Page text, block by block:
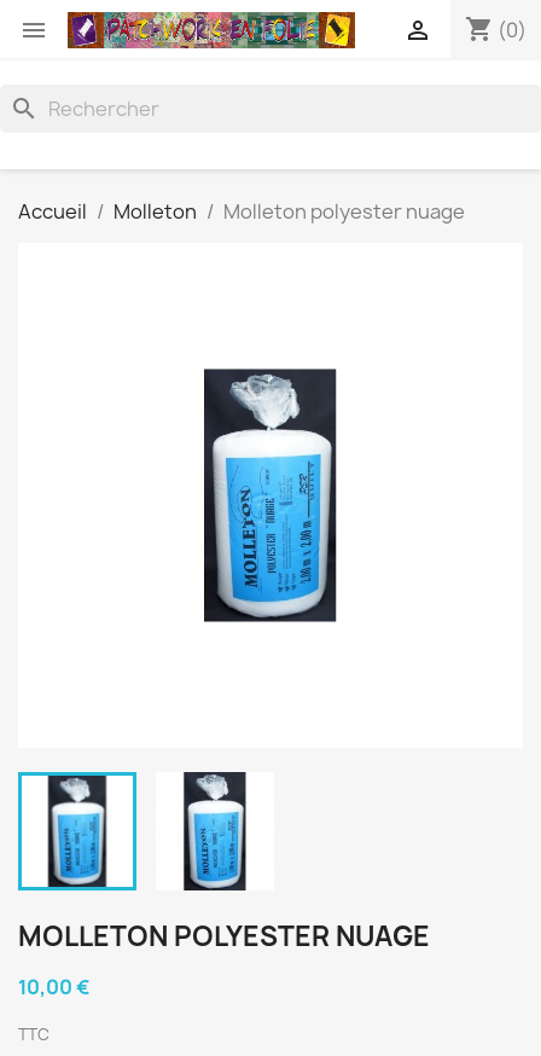
 shopping_cart (0)

search
Accueil Molleton Molleton polyester nuage
MOLLETON POLYESTER NUAGE
10,00 €
TTC